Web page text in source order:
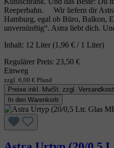
Reeperbahn. Wir liefern dir
Hamburg, egal ob Büro, Balkon,
unvernünftig“. Astra liebt dich.
Inhalt: 12 Liter (1,96 € / 1 Liter)
Regulärer Preis: 23,50 €
Einweg
zzgl. 6,00 € Pfand
Preise inkl. MwSt. zzgl.
In den Warenkorb